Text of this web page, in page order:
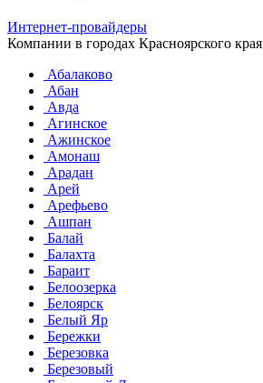
Интернет-провайдеры
Компании в городах Красноярского края
Абалаково
Абан
Авда
Агинское
Ажинское
Амонаш
Арадан
Арей
Арефьево
Ашпан
Балай
Балахта
Бараит
Белоозерка
Белоярск
Белый Яр
Бережки
Березовка
Березовый